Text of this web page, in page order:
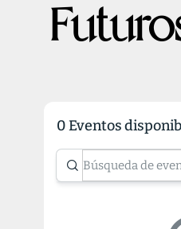
0 Eventos